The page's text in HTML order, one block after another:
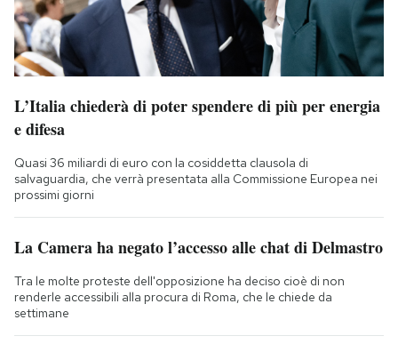
L’Italia chiederà di poter spendere di più per energia
e difesa
Quasi 36 miliardi di euro con la cosiddetta clausola di
salvaguardia, che verrà presentata alla Commissione Europea nei
prossimi giorni
La Camera ha negato l’accesso alle chat di Delmastro
Tra le molte proteste dell'opposizione ha deciso cioè di non
renderle accessibili alla procura di Roma, che le chiede da
settimane